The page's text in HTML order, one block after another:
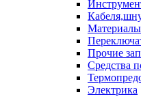
Прочие
Средства
Электрика